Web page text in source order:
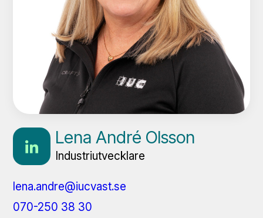
Lena André Olsson
Industriutvecklare
lena.andre@iucvast.se
070-250 38 30